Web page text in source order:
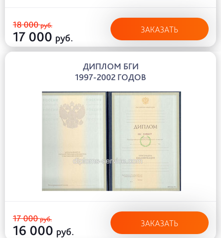
18 000руб.
17 000 руб.
ЗАКАЗАТЬ
ДИПЛОМ БГИ
1997-2002 ГОДОВ
17 000руб.
16 000 руб.
ЗАКАЗАТЬ